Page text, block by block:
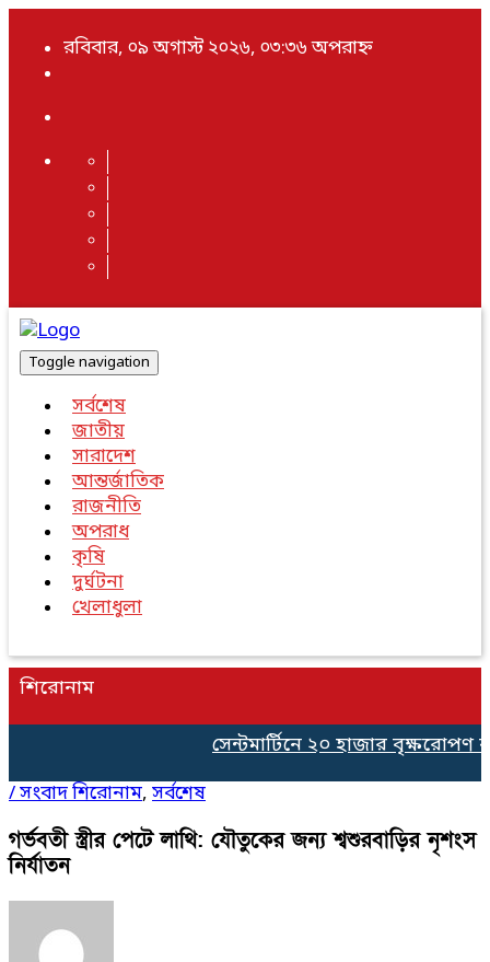
রবিবার, ০৯ অগাস্ট ২০২৬, ০৩:৩৬ অপরাহ্ন
Toggle navigation
সর্বশেষ
জাতীয়
সারাদেশ
আন্তর্জাতিক
রাজনীতি
অপরাধ
কৃষি
দুর্ঘটনা
খেলাধুলা
শিরোনাম
সেন্টমার্টিনে ২০ হাজার বৃক্ষরোপণ
/সংবাদ শিরোনাম, সর্বশেষ
গর্ভবতী স্ত্রীর পেটে লাথি: যৌতুকের জন্য শ্বশুরবাড়ির নৃশংস
নির্যাতন